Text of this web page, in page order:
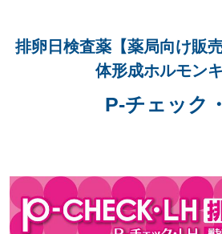
排卵日検査薬【薬局向け販
体形成ホルモンキ
P-チェック